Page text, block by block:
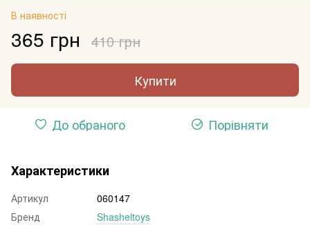
В наявності
365 грн 410 грн
Купити
До обраного Порівняти
Характеристики
Артикул
060147
Бренд
Shasheltoys